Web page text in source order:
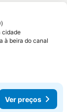
favoritos
cidade
à beira do canal
Ver preços